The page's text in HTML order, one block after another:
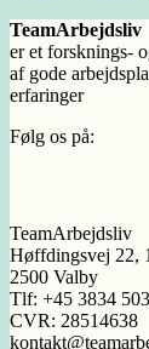
TeamArbejdsliv
er et forsknings-
af gode
erfaringer
Følg os på:
TeamArbejdsliv
Høffdingsvej 22,
2500 Valby
Tlf: +45 3834
CVR: 28514638